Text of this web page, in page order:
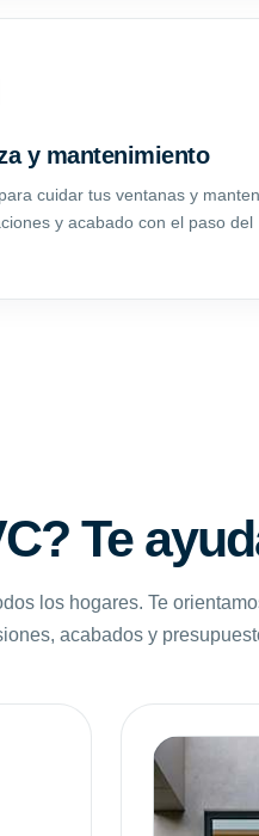
y mantenimiento
cuidar tus ventanas y
y acabado con el paso del
Te
los hogares. Te
acabados y